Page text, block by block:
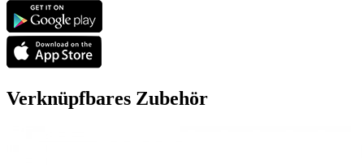
Verknüpfbares Zubehör